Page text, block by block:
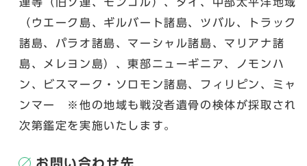
（ウエーク島、ギルバート諸島、ツバル、トラック
諸島、パラオ諸島、マーシャル諸島、マリアナ諸
島、メレヨン島）、東部ニューギニア、ノモンハ
ン、ビスマーク・ソロモン諸島、フィリピン、ミャ
ンマー ※他の地域も戦没者遺骨の検体が採取され
次第鑑定を実施いたします。
お問い合わせ先